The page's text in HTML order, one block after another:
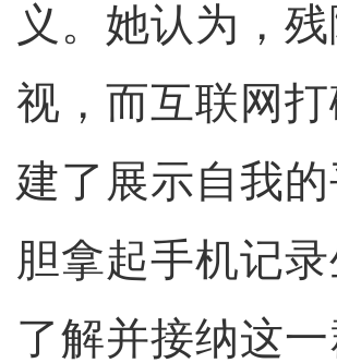
义。她认为，
视，而互联网
建了展示自我
胆拿起手机记
了解并接纳这